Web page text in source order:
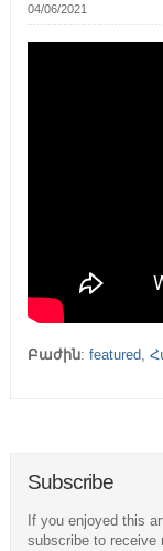
04/06/2021
Բաժին: featured,
Subscribe
If you enjoyed this
subscribe to receive